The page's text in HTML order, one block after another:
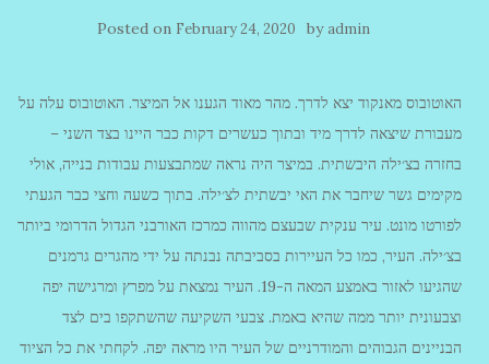
Posted on February 24, 2020 byadmin
האוטובוס מאנקוד יצא לדרך. מהר מאוד הגענו אל המיצר. האוטובוס עלה על
מעבורת שיצאה לדרך מיד ובתוך כעשרים דקות כבר היינו בצד השני –
בחזרה בצ׳ילה היבשתית. במיצר היה נראה שמתבצעות עבודות בנייה, אולי
מקימים גשר שיחבר את האי יבשתית לצ׳ילה. בתוך כשעה וחצי כבר הגעתי
לפורטו מונט. עיר ענקית שבעצם מהווה כמרכז האורבני הגדול הדרומי ביותר
בצ׳ילה. העיר, כמו כל העיירות בסביבתה נבנתה על ידי מהגרים גרמנים
שהגיעו לאזור באמצע המאה ה-19. העיר נמצאת על מפרץ ומרגישה יפה
וצבעונית יותר ממה שהיא באמת. צבעי השקיעה שהשתקפו בים לצד
הבניינים הגבוהים והמודרניים של העיר היו מראה יפה. לקחתי את כל הציוד